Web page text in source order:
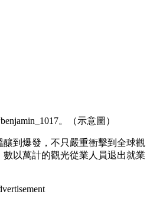
。（示意圖）
釀到爆發，不只嚴重衝擊到全球觀
以萬計的觀光從業人員退出就業